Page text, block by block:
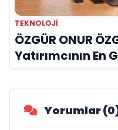
TEKNOLOJI
ÖZGÜR ONUR
Yatırımcının
Yorumlar